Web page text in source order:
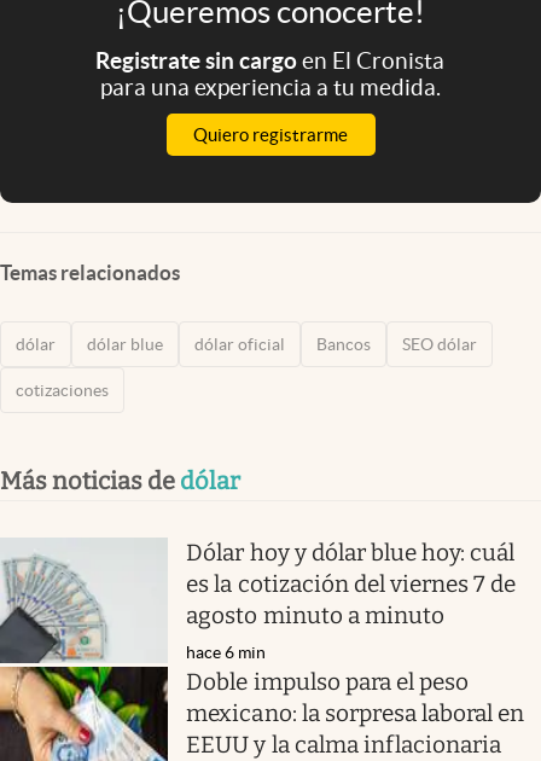
¡Queremos conocerte!
Registrate sin cargoen El Cronista
para una experiencia a tu medida.
Quiero registrarme
Temas relacionados
dólar dólar blue dólar oficial Bancos SEO dólar
cotizaciones
Más noticias de dólar
Dólar hoy y dólar blue hoy: cuál
es la cotización del viernes 7 de
agosto minuto a minuto
hace 6 min
Doble impulso para el peso
mexicano: la sorpresa laboral en
EEUU y la calma inflacionaria